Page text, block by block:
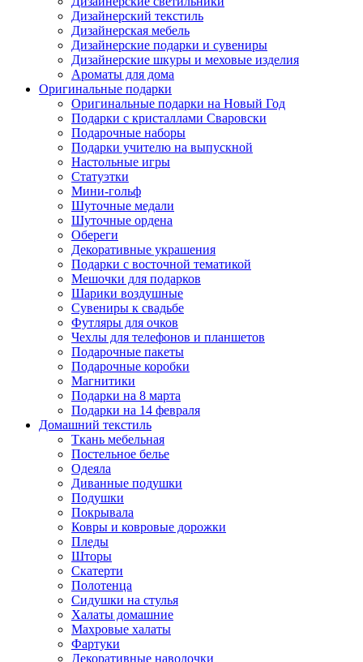
Дизайнерский текстиль
Дизайнерская мебель
Дизайнерские подарки и сувениры
Дизайнерские шкуры и меховые изделия
Ароматы для дома
Оригинальные подарки
Оригинальные подарки на Новый Год
Подарки с кристаллами Сваровски
Подарочные наборы
Подарки учителю на выпускной
Настольные игры
Статуэтки
Мини-гольф
Шуточные медали
Шуточные ордена
Обереги
Декоративные украшения
Подарки с восточной тематикой
Мешочки для подарков
Шарики воздушные
Сувениры к свадьбе
Футляры для очков
Чехлы для телефонов и планшетов
Подарочные пакеты
Подарочные коробки
Магнитики
Подарки на 8 марта
Подарки на 14 февраля
Домашний текстиль
Ткань мебельная
Постельное белье
Одеяла
Диванные подушки
Подушки
Покрывала
Ковры и ковровые дорожки
Пледы
Шторы
Скатерти
Полотенца
Сидушки на стулья
Халаты домашние
Махровые халаты
Фартуки
Декоративные наволочки